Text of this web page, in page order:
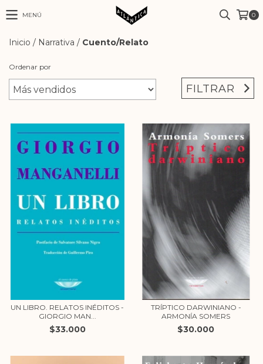
MENÚ 0
Inicio / Narrativa / Cuento/Relato
Ordenar por
FILTRAR
UN LIBRO. RELATOS INÉDITOS -
GIORGIO MAN...
$33.000
TRÍPTICO DARWINIANO -
ARMONÍA SOMERS
$30.000